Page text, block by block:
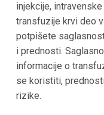
injekcije,
transfuzije krvi deo
potpišete
i prednosti.
informacije o
se koristiti,
rizike.